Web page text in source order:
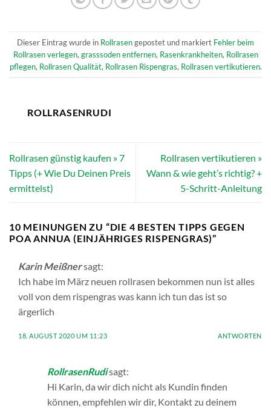
Dieser Eintrag wurde in Rollrasengepostet und markiert Fehler beim
Rollrasen verlegen, grasssoden entfernen, Rasenkrankheiten, Rollrasen
pflegen, Rollrasen Qualität, Rollrasen Rispengras, Rollrasen vertikutieren.
ROLLRASENRUDI
Rollrasen günstig kaufen » 7
Tipps (+ Wie Du Deinen Preis
ermittelst)
Rollrasen vertikutieren »
Wann & wie geht’s richtig? +
5-Schritt-Anleitung
10 MEINUNGEN ZU “DIE 4 BESTEN TIPPS GEGEN
POA ANNUA (EINJÄHRIGES RISPENGRAS)”
Karin Meißnersagt:
Ich habe im März neuen rollrasen bekommen nun ist alles
voll von dem rispengras was kann ich tun das ist so
ärgerlich
18. AUGUST 2020 UM 11:23 ANTWORTEN
RollrasenRudisagt:
Hi Karin, da wir dich nicht als Kundin finden
können, empfehlen wir dir, Kontakt zu deinem